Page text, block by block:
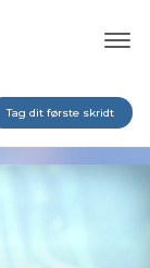
Tag dit første skridt